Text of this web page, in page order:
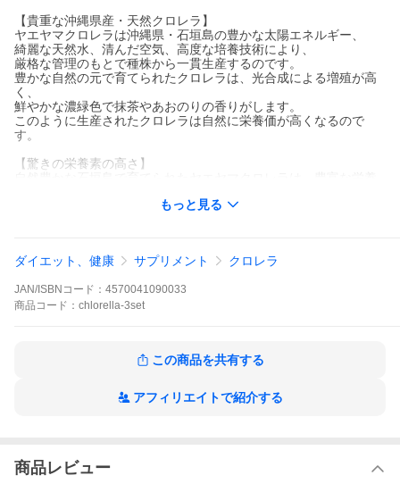
【貴重な沖縄県産・天然クロレラ】
ヤエヤマクロレラは沖縄県・石垣島の豊かな太陽エネルギー、
綺麗な天然水、清んだ空気、高度な培養技術により、
厳格な管理のもとで種株から一貫生産するのです。
豊かな自然の元で育てられたクロレラは、光合成による増殖が高
く、
鮮やかな濃緑色で抹茶やあおのりの香りがします。
このように生産されたクロレラは自然に栄養価が高くなるので
す。
【驚きの栄養素の高さ】
中でも豊富に含まれるのが、アミノ酸です。
ロレラは、18種類のアミノ酸がバ
います。
【こちらは3袋セットのページです】
⇒20袋セットご購入はコチラから
もっと見る
ダイエット、健康 サプリメント クロレラ
JAN/ISBNコード： 4570041090033
商品 コード： chlorella-3set
この商品を共有する
アフィリエイトで紹介する
商品レビュー